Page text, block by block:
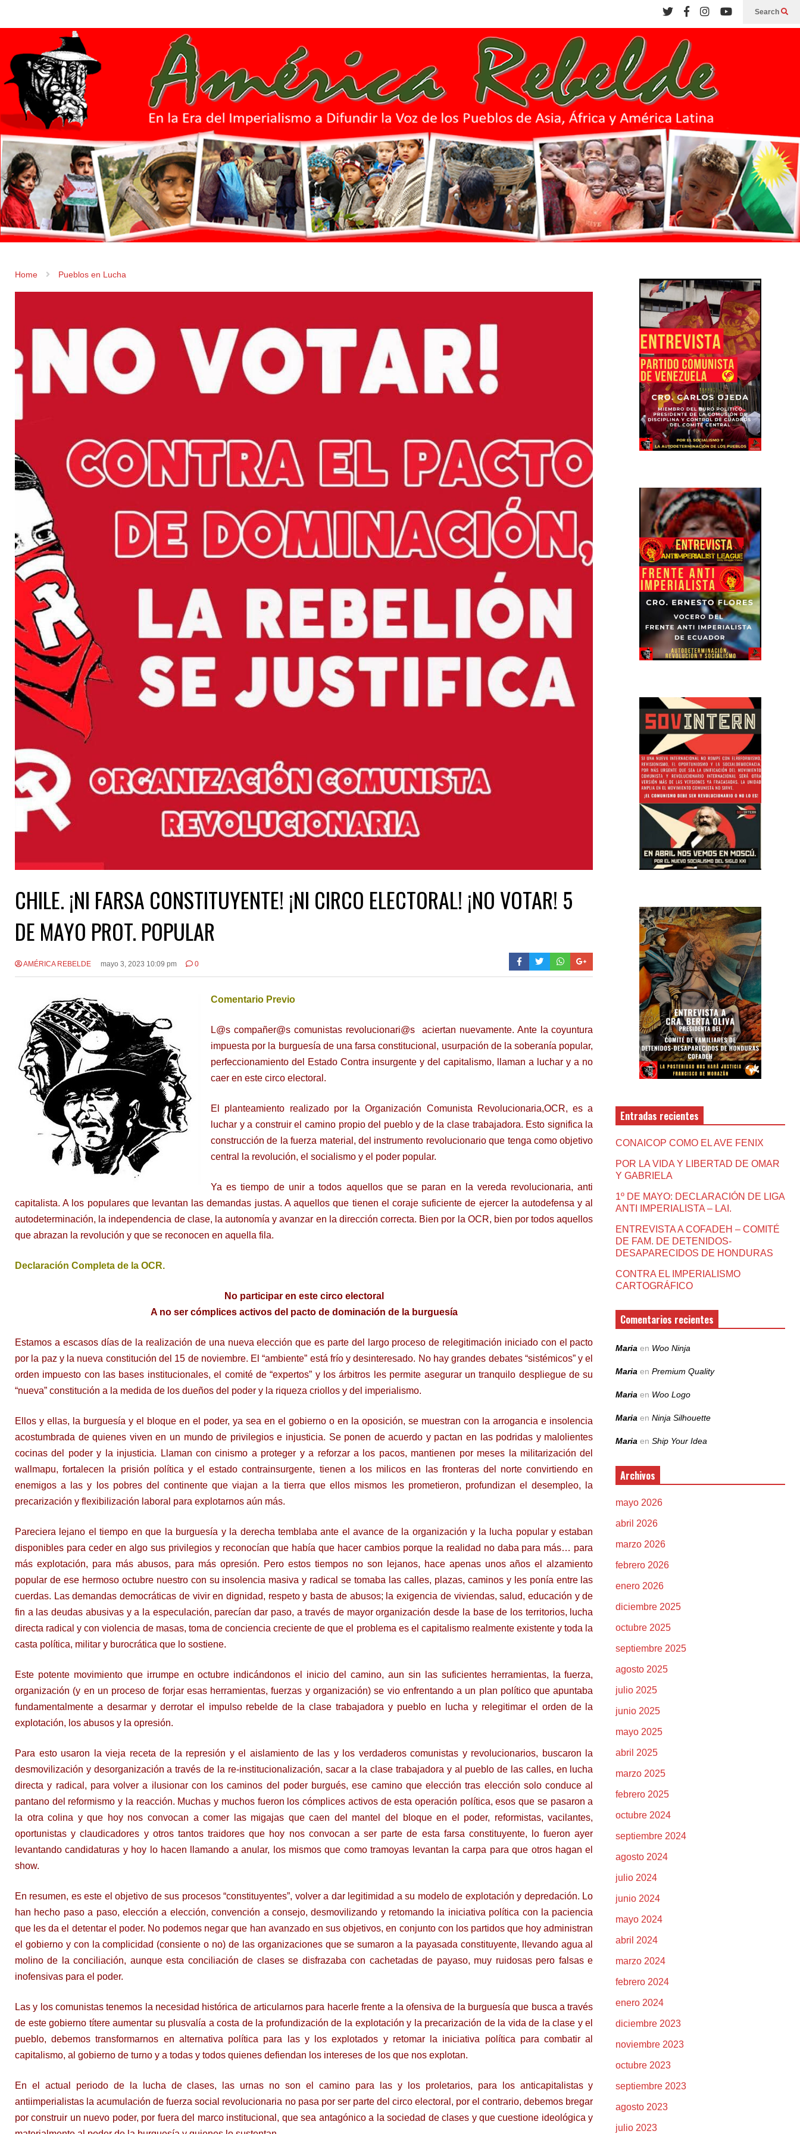
Search
Home Pueblos en Lucha
CHILE. ¡NI FARSA CONSTITUYENTE! ¡NI CIRCO ELECTORAL! ¡NO VOTAR! 5
DE MAYO PROT. POPULAR
AMÉRICA REBELDE mayo 3, 2023 10:09 pm 0
Comentario Previo
L@s compañer@s comunistas revolucionari@s aciertan nuevamente. Ante la coyuntura
impuesta por la burguesía de una farsa constitucional, usurpación de la soberanía popular,
perfeccionamiento del Estado Contra insurgente y del capitalismo, llaman a luchar y a no
caer en este circo electoral.
El planteamiento realizado por la Organización Comunista Revolucionaria,OCR, es a
luchar y a construir el camino propio del pueblo y de la clase trabajadora. Esto significa la
construcción de la fuerza material, del instrumento revolucionario que tenga como objetivo
central la revolución, el socialismo y el poder popular.
Ya es tiempo de unir a todos aquellos que se paran en la vereda revolucionaria, anti
capitalista. A los populares que levantan las demandas justas. A aquellos que tienen el coraje suficiente de ejercer la autodefensa y al
autodeterminación, la independencia de clase, la autonomía y avanzar en la dirección correcta. Bien por la OCR, bien por todos aquellos
que abrazan la revolución y que se reconocen en aquella fila.
Declaración Completa de la OCR.
No participar en este circo electoral
A no ser cómplices activos del pacto de dominación de la burguesía
Estamos a escasos días de la realización de una nueva elección que es parte del largo proceso de relegitimación iniciado con el pacto
por la paz y la nueva constitución del 15 de noviembre. El “ambiente” está frío y desinteresado. No hay grandes debates “sistémicos” y el
orden impuesto con las bases institucionales, el comité de “expertos” y los árbitros les permite asegurar un tranquilo despliegue de su
“nueva” constitución a la medida de los dueños del poder y la riqueza criollos y del imperialismo.
Ellos y ellas, la burguesía y el bloque en el poder, ya sea en el gobierno o en la oposición, se muestran con la arrogancia e insolencia
acostumbrada de quienes viven en un mundo de privilegios e injusticia. Se ponen de acuerdo y pactan en las podridas y malolientes
cocinas del poder y la injusticia. Llaman con cinismo a proteger y a reforzar a los pacos, mantienen por meses la militarización del
wallmapu, fortalecen la prisión política y el estado contrainsurgente, tienen a los milicos en las fronteras del norte convirtiendo en
enemigos a las y los pobres del continente que viajan a la tierra que ellos mismos les prometieron, profundizan el desempleo, la
precarización y flexibilización laboral para explotarnos aún más.
Pareciera lejano el tiempo en que la burguesía y la derecha temblaba ante el avance de la organización y la lucha popular y estaban
disponibles para ceder en algo sus privilegios y reconocían que había que hacer cambios porque la realidad no daba para más… para
más explotación, para más abusos, para más opresión. Pero estos tiempos no son lejanos, hace apenas unos años el alzamiento
popular de ese hermoso octubre nuestro con su insolencia masiva y radical se tomaba las calles, plazas, caminos y les ponía entre las
cuerdas. Las demandas democráticas de vivir en dignidad, respeto y basta de abusos; la exigencia de viviendas, salud, educación y de
fin a las deudas abusivas y a la especulación, parecían dar paso, a través de mayor organización desde la base de los territorios, lucha
directa radical y con violencia de masas, toma de conciencia creciente de que el problema es el capitalismo realmente existente y toda la
casta política, militar y burocrática que lo sostiene.
Este potente movimiento que irrumpe en octubre indicándonos el inicio del camino, aun sin las suficientes herramientas, la fuerza,
organización (y en un proceso de forjar esas herramientas, fuerzas y organización) se vio enfrentando a un plan político que apuntaba
fundamentalmente a desarmar y derrotar el impulso rebelde de la clase trabajadora y pueblo en lucha y relegitimar el orden de la
explotación, los abusos y la opresión.
Para esto usaron la vieja receta de la represión y el aislamiento de las y los verdaderos comunistas y revolucionarios, buscaron la
desmovilización y desorganización a través de la re-institucionalización, sacar a la clase trabajadora y al pueblo de las calles, en lucha
directa y radical, para volver a ilusionar con los caminos del poder burgués, ese camino que elección tras elección solo conduce al
pantano del reformismo y la reacción. Muchas y muchos fueron los cómplices activos de esta operación política, esos que se pasaron a
la otra colina y que hoy nos convocan a comer las migajas que caen del mantel del bloque en el poder, reformistas, vacilantes,
oportunistas y claudicadores y otros tantos traidores que hoy nos convocan a ser parte de esta farsa constituyente, lo fueron ayer
levantando candidaturas y hoy lo hacen llamando a anular, los mismos que como tramoyas levantan la carpa para que otros hagan el
show.
En resumen, es este el objetivo de sus procesos “constituyentes”, volver a dar legitimidad a su modelo de explotación y depredación. Lo
han hecho paso a paso, elección a elección, convención a consejo, desmovilizando y retomando la iniciativa política con la paciencia
que les da el detentar el poder. No podemos negar que han avanzado en sus objetivos, en conjunto con los partidos que hoy administran
el gobierno y con la complicidad (consiente o no) de las organizaciones que se sumaron a la payasada constituyente, llevando agua al
molino de la conciliación, aunque esta conciliación de clases se disfrazaba con cachetadas de payaso, muy ruidosas pero falsas e
inofensivas para el poder.
Las y los comunistas tenemos la necesidad histórica de articularnos para hacerle frente a la ofensiva de la burguesía que busca a través
de este gobierno títere aumentar su plusvalía a costa de la profundización de la explotación y la precarización de la vida de la clase y el
pueblo, debemos transformarnos en alternativa política para las y los explotados y retomar la iniciativa política para combatir al
capitalismo, al gobierno de turno y a todas y todos quienes defiendan los intereses de los que nos explotan.
En el actual periodo de la lucha de clases, las urnas no son el camino para las y los proletarios, para los anticapitalistas y
antiimperialistas la acumulación de fuerza social revolucionaria no pasa por ser parte del circo electoral, por el contrario, debemos bregar
por construir un nuevo poder, por fuera del marco institucional, que sea antagónico a la sociedad de clases y que cuestione ideológica y
Entradas recientes
CONAICOP COMO EL AVE FENIX
POR LA VIDA Y LIBERTAD DE OMAR
Y GABRIELA
1º DE MAYO: DECLARACIÓN DE LIGA
ANTI IMPERIALISTA – LAI.
ENTREVISTA A COFADEH – COMITÉ
DE FAM. DE DETENIDOS-
DESAPARECIDOS DE HONDURAS
CONTRA EL IMPERIALISMO
CARTOGRÁFICO
Comentarios recientes
Maria en Woo Ninja
Maria enPremium Quality
Maria en Woo Logo
Maria enNinja Silhouette
Maria enShip Your Idea
Archivos
mayo 2026
abril 2026
marzo 2026
febrero 2026
enero 2026
diciembre 2025
octubre 2025
septiembre 2025
agosto 2025
julio 2025
junio 2025
mayo 2025
abril 2025
marzo 2025
febrero 2025
octubre 2024
septiembre 2024
agosto 2024
julio 2024
junio 2024
mayo 2024
abril 2024
marzo 2024
febrero 2024
enero 2024
diciembre 2023
noviembre 2023
octubre 2023
septiembre 2023
agosto 2023
julio 2023